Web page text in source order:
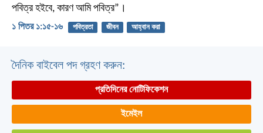
পবিত্র হইবে, কারণ আমি পবিত্র”।
১ পিতর ১:১৫-১৬ পবিত্রতা জীবন আহ্বান করা
দৈনিক বাইবেল পদ গ্রহণ করুন:
প্রতিদিনের নোটিফিকেশন
ইমেইল